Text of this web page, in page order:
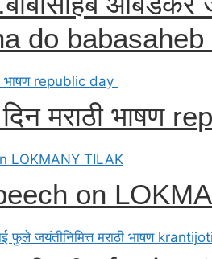
do
मराठी भाषण
on